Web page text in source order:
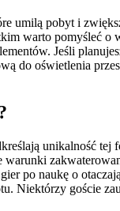
umilą pobyt i
warto pomyśleć
Jeśli
do oświetlenia
unikalność
po naukę o
Niektórzy goście